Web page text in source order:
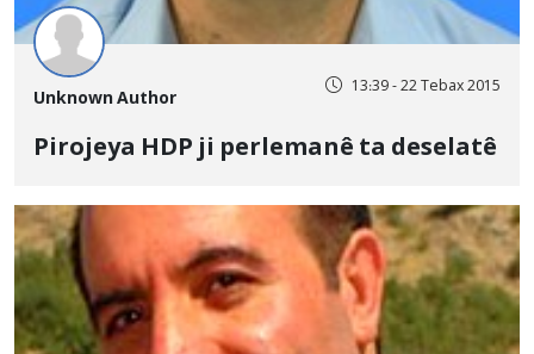
Unknown Author
13:39 - 22 Tebax 2015
Pirojeya HDP ji perlemanê ta deselatê